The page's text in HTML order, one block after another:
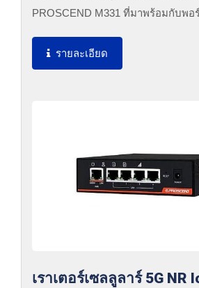
PROSCEND M331 ที่มาพร้อมกับพอ
รายละเอียด
เราเตอร์เซลลูลาร์ 5G NR